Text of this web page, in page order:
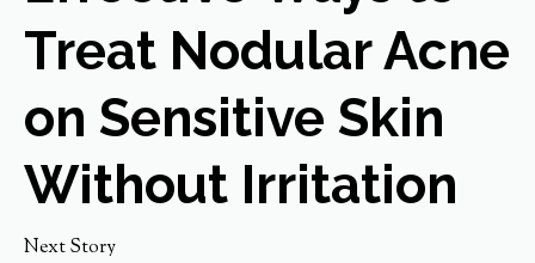
Treat Nodular Acne
on Sensitive Skin
Without Irritation
Next Story